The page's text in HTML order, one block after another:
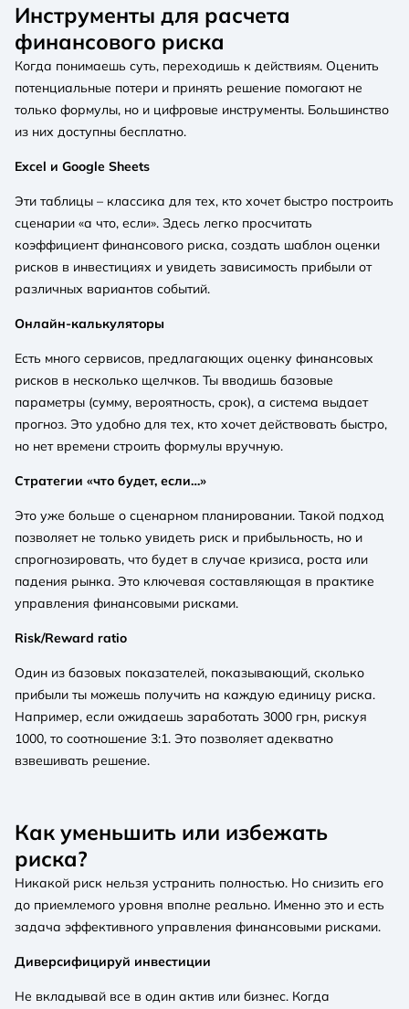
Инструменты для расчета
финансового риска
Когда понимаешь суть, переходишь к действиям. Оценить
потенциальные потери и принять решение помогают не
только формулы, но и цифровые инструменты. Большинство
из них доступны бесплатно.
Excel и Google Sheets
Эти таблицы – классика для тех, кто хочет быстро построить
сценарии «а что, если». Здесь легко просчитать
коэффициент финансового риска, создать шаблон оценки
рисков в инвестициях и увидеть зависимость прибыли от
различных вариантов событий.
Онлайн-калькуляторы
Есть много сервисов, предлагающих оценку финансовых
рисков в несколько щелчков. Ты вводишь базовые
параметры (сумму, вероятность, срок), а система выдает
прогноз. Это удобно для тех, кто хочет действовать быстро,
но нет времени строить формулы вручную.
Стратегии «что будет, если…»
Это уже больше о сценарном планировании. Такой подход
позволяет не только увидеть риск и прибыльность, но и
спрогнозировать, что будет в случае кризиса, роста или
падения рынка. Это ключевая составляющая в практике
управления финансовыми рисками.
Risk/Reward ratio
Один из базовых показателей, показывающий, сколько
прибыли ты можешь получить на каждую единицу риска.
Например, если ожидаешь заработать 3000 грн, рискуя
1000, то соотношение 3:1. Это позволяет адекватно
взвешивать решение.
Как уменьшить или избежать
риска?
Никакой риск нельзя устранить полностью. Но снизить его
до приемлемого уровня вполне реально. Именно это и есть
задача эффективного управления финансовыми рисками.
Диверсифицируй инвестиции
Не вкладывай все в один актив или бизнес. Когда